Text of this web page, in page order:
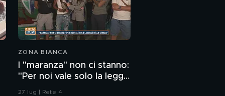
ZONA BIANCA
I "maranza" non ci stanno:
"Per noi vale solo la legge
della strada"
27 lug | Rete 4